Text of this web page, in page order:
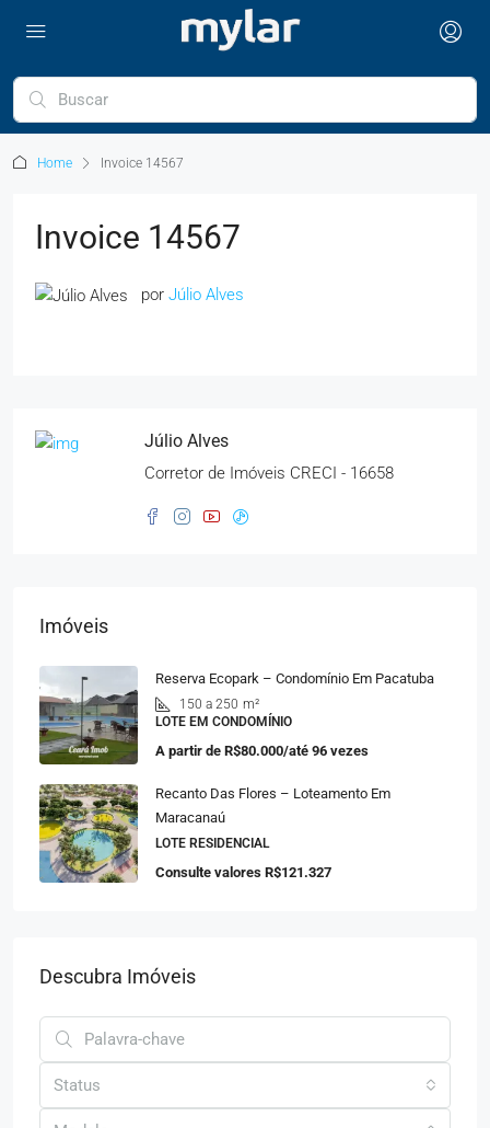
Home Invoice 14567
Invoice 14567
por Júlio Alves
Júlio Alves
Corretor de Imóveis CRECI - 16658
Imóveis
Reserva Ecopark – Condomínio Em Pacatuba
150 a 250 m²
LOTE EM CONDOMÍNIO
A partir de R$80.000/até 96 vezes
Recanto Das Flores – Loteamento Em
Maracanaú
LOTE RESIDENCIAL
Consulte valores R$121.327
Descubra Imóveis
Status